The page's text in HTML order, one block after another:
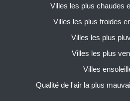
Villes les plus chaudes
Villes les plus froides
Villes les plus
Villes les plus
Villes
Qualité de l'air la plus